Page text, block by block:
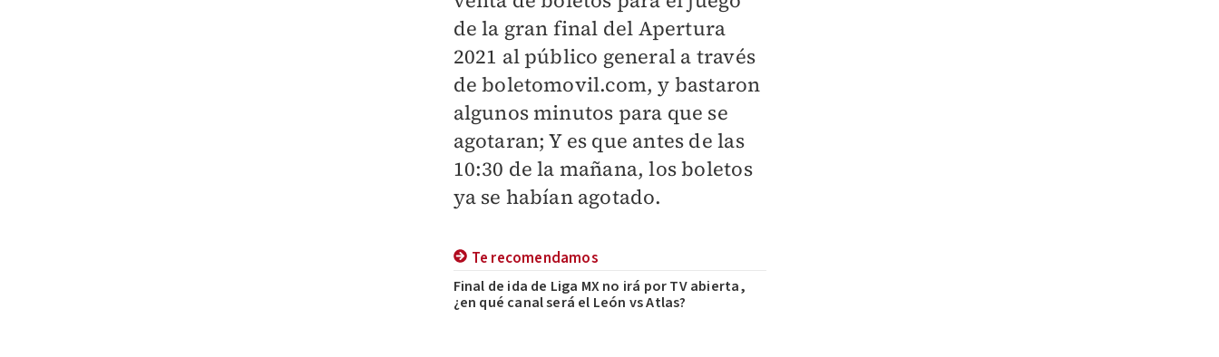
de la gran final del Apertura
2021 al público general a través
de boletomovil.com, y bastaron
algunos minutos para que se
agotaran; Y es que antes de las
10:30 de la mañana, los boletos
ya se habían agotado.
Te recomendamos
Final de ida de Liga MX no irá por TV abierta,
¿en qué canal será el León vs Atlas?